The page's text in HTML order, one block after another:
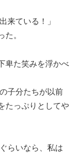
来ている！」
た。
卑た笑みを浮かべ
子分たちが以前
たっぷりとしてや
らいなら、私は